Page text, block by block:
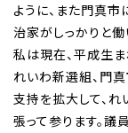
ように、また門真市
治家がしっかりと
私は現在、平成生ま
れいわ新選組、門
支持を拡大して、
張って参ります。